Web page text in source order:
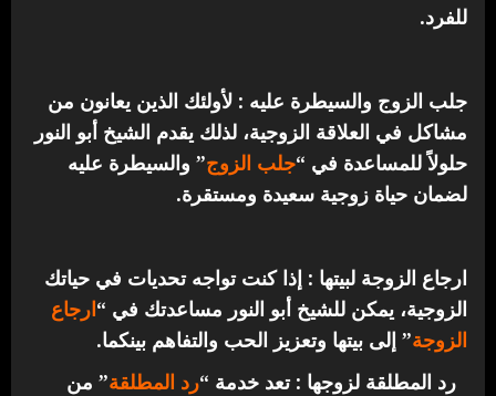
للفرد.
جلب الزوج والسيطرة عليه : لأولئك الذين يعانون من
مشاكل في العلاقة الزوجية، لذلك يقدم الشيخ أبو النور
حلولاً للمساعدة في “جلب الزوج” والسيطرة عليه
لضمان حياة زوجية سعيدة ومستقرة.
ارجاع الزوجة لبيتها : إذا كنت تواجه تحديات في حياتك
الزوجية، يمكن للشيخ أبو النور مساعدتك في “ارجاع
الزوجة” إلى بيتها وتعزيز الحب والتفاهم بينكما.
رد المطلقة لزوجها : تعد خدمة “رد المطلقة” من